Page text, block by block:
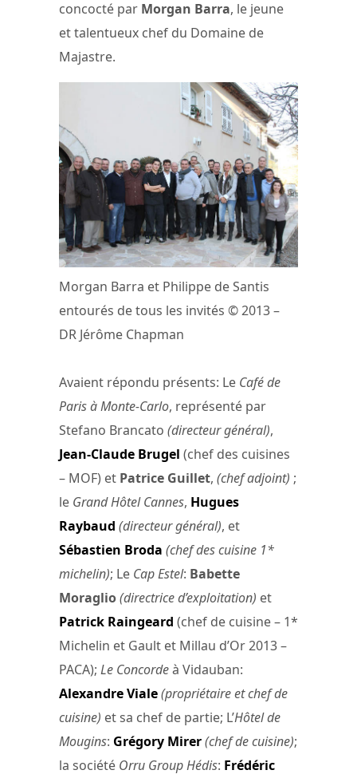
concocté par Morgan Barra, le jeune
et talentueux chef du Domaine de
Majastre.
Morgan Barra et Philippe de Santis
entourés de tous les invités © 2013 –
DR Jérôme Chapman
Avaient répondu présents: Le Café de
Paris à Monte-Carlo, représenté par
Stefano Brancato (directeur général),
Jean-Claude Brugel (chef des cuisines
– MOF) et Patrice Guillet, (chef adjoint) ;
le Grand Hôtel Cannes, Hugues
Raybaud (directeur général), et
Sébastien Broda (chef des cuisine 1*
michelin); Le Cap Estel: Babette
Moraglio(directrice d’exploitation) et
Patrick Raingeard (chef de cuisine – 1*
Michelin et Gault et Millau d’Or 2013 –
PACA); Le Concordeà Vidauban:
Alexandre Viale(propriétaire et chef de
cuisine) et sa chef de partie; L’Hôtel de
Mougins: Grégory Mirer(chef de cuisine);
la société Orru Group Hédis: Frédéric